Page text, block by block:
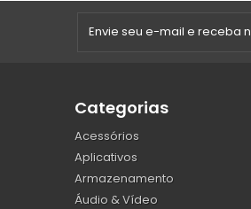
Categorias
Acessórios
Aplicativos
Armazenamento
Áudio & Vídeo